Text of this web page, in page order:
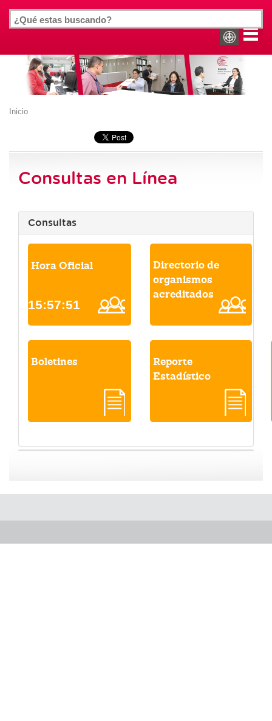
Inicio
Consultas en Línea
Consultas
Hora Oficial
15:57:51
Directorio de
organismos
acreditados
Boletines
Reporte
Estadístico